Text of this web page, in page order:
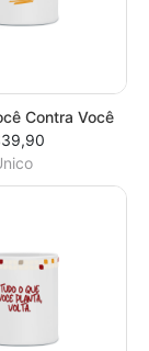
Contra Você